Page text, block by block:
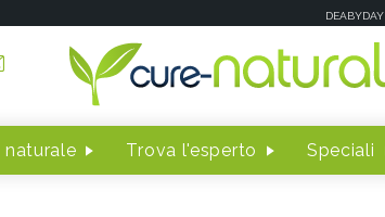
DEABYDAY
naturale Trova l'esperto Speciali